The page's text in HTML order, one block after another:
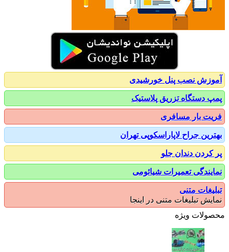
نصب پنل خورشیدی
دستگاه تزریق پلاستیک
بار مسافری
جراح لاپاراسکوپی تهران
دندان جلو
تعمیرات شیائومی
متنی
تبلیغات متنی در اینجا
ویژه